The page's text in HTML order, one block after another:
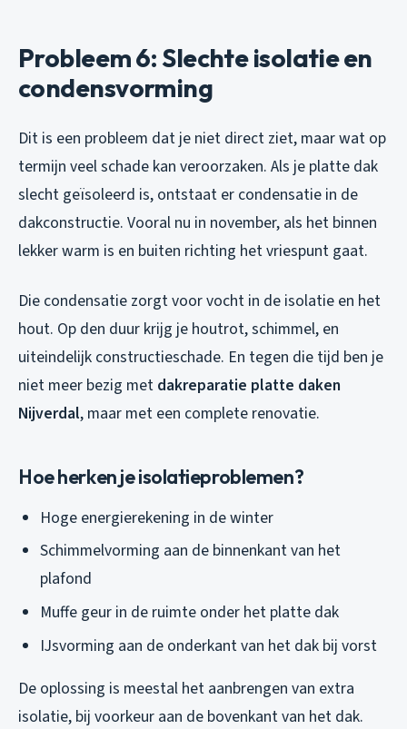
Probleem 6: Slechte isolatie en
condensvorming
Dit is een probleem dat je niet direct ziet, maar wat op
termijn veel schade kan veroorzaken. Als je platte dak
slecht geïsoleerd is, ontstaat er condensatie in de
dakconstructie. Vooral nu in november, als het binnen
lekker warm is en buiten richting het vriespunt gaat.
Die condensatie zorgt voor vocht in de isolatie en het
hout. Op den duur krijg je houtrot, schimmel, en
uiteindelijk constructieschade. En tegen die tijd ben je
niet meer bezig met dakreparatie platte daken
Nijverdal, maar met een complete renovatie.
Hoe herken je isolatieproblemen?
Hoge energierekening in de winter
Schimmelvorming aan de binnenkant van het
plafond
Muffe geur in de ruimte onder het platte dak
IJsvorming aan de onderkant van het dak bij vorst
De oplossing is meestal het aanbrengen van extra
isolatie, bij voorkeur aan de bovenkant van het dak.